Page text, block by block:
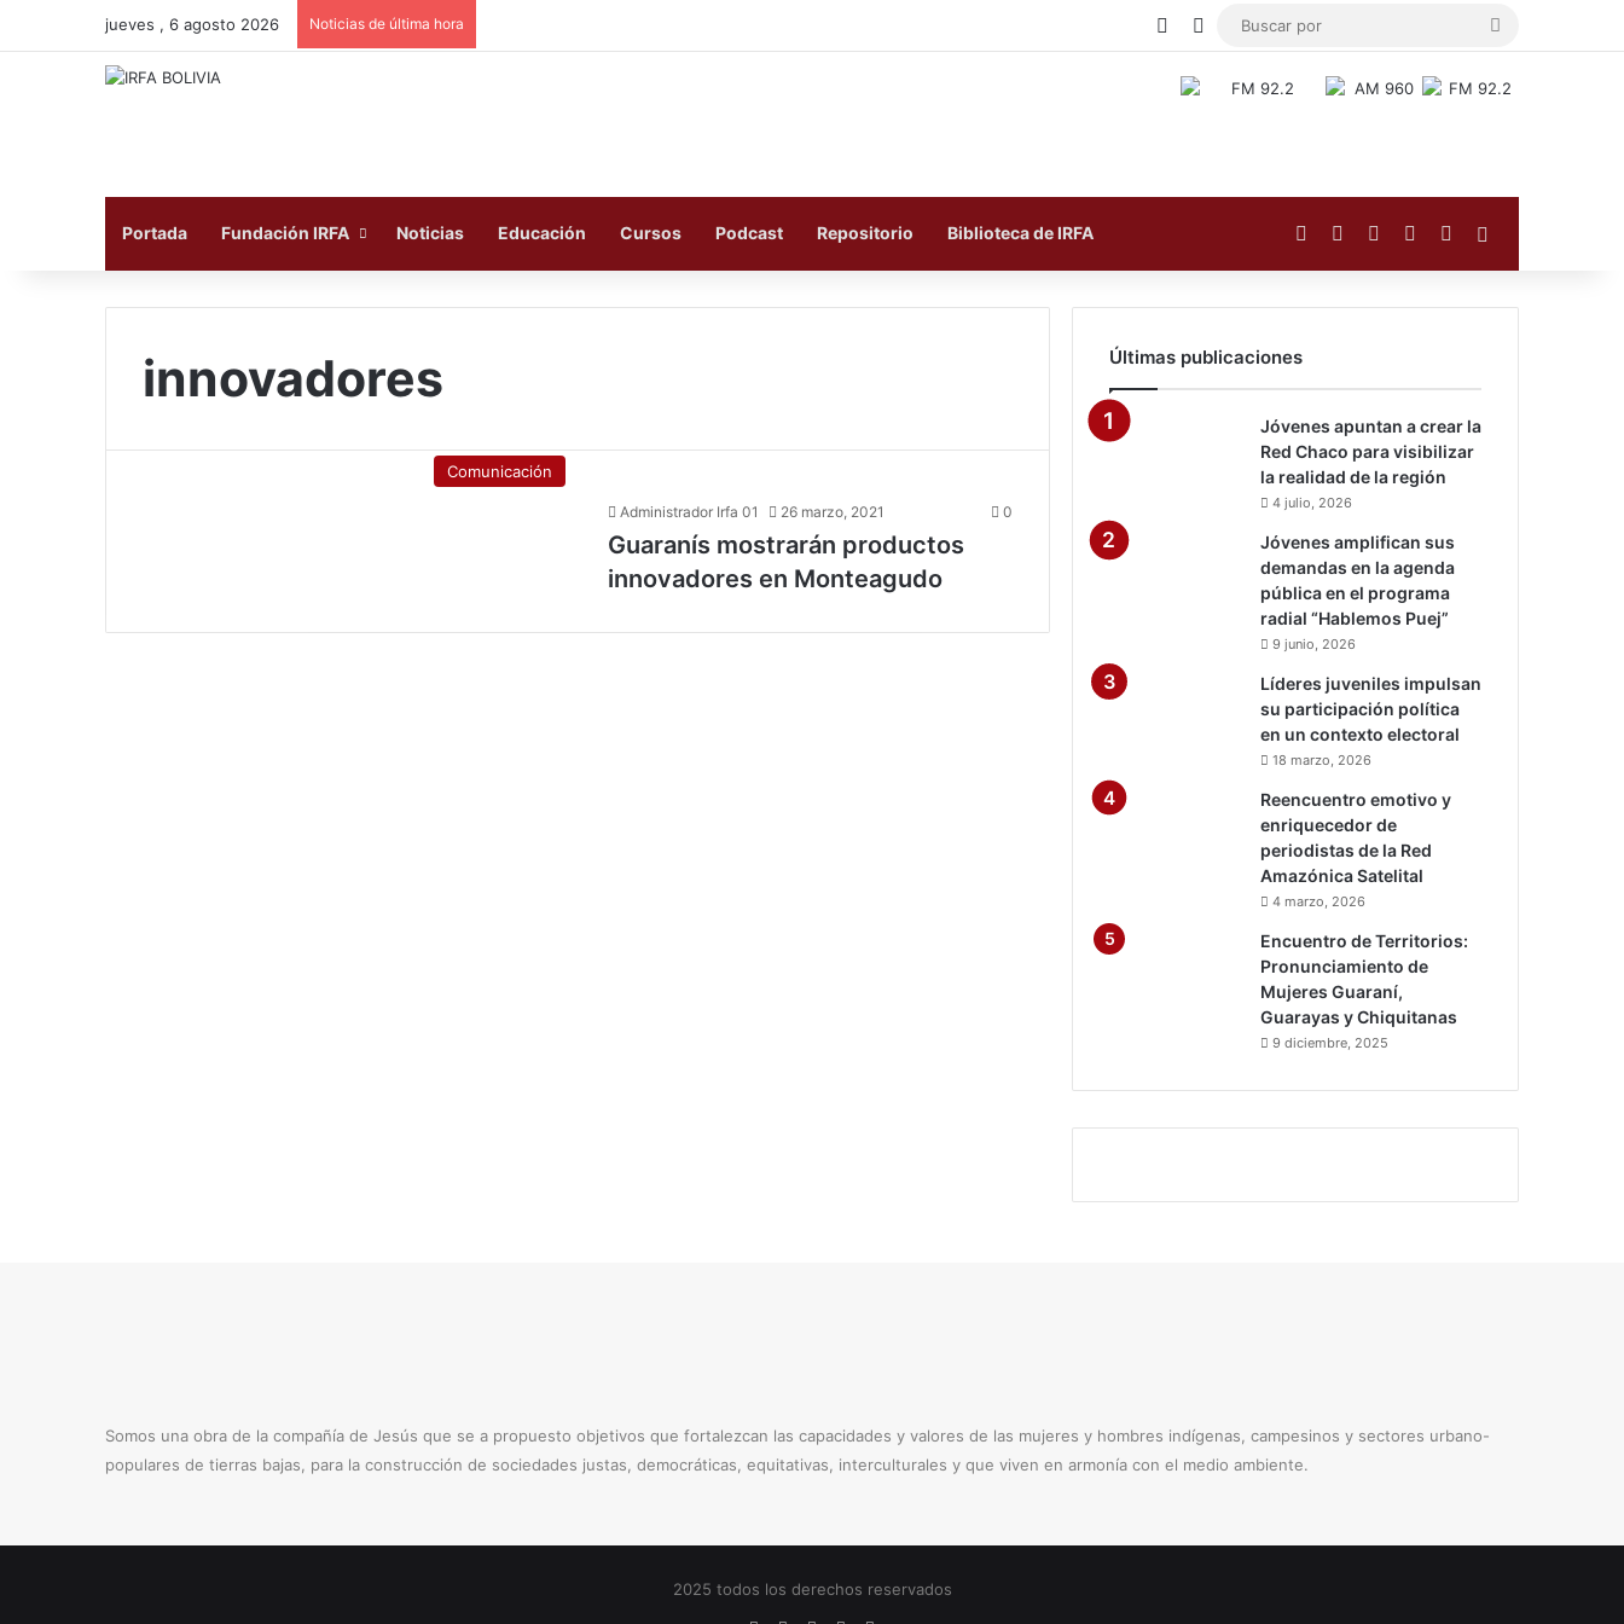
jueves , 6 agosto 2026 Noticias de última hora Publicación al azar
Switch skin
Portada Fundación IRFA Noticias Educación Cursos Podcast Repositorio Biblioteca de IRFA Facebook YouTubeInstagram
TikTok
innovadores
Comunicación
Administrador Irfa 01 26 marzo, 2021 0
Guaranís mostrarán productos
innovadores en Monteagudo
Últimas publicaciones
Jóvenes apuntan a crear la
Red Chaco para visibilizar
la realidad de la región
4 julio, 2026
Jóvenes amplifican sus
demandas en la agenda
pública en el programa
radial “Hablemos Puej”
9 junio, 2026
Líderes juveniles impulsan
su participación política
en un contexto electoral
18 marzo, 2026
Reencuentro emotivo y
enriquecedor de
periodistas de la Red
Amazónica Satelital
4 marzo, 2026
Encuentro de Territorios:
Pronunciamiento de
Mujeres Guaraní,
Guarayas y Chiquitanas
9 diciembre, 2025
Somos una obra de la compañía de Jesús que se a propuesto objetivos que fortalezcan las capacidades y valores de las mujeres y hombres indígenas, campesinos y sectores urbano-
populares de tierras bajas, para la construcción de sociedades justas, democráticas, equitativas, interculturales y que viven en armonía con el medio ambiente.
2025 todos los derechos reservados